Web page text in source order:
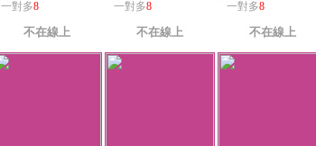
一對多8
不在線上
一對多8
不在線上
一對多8
不在線上